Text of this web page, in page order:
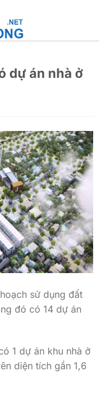
dự án nhà ở
sử dụng đất
đó có 14 dự án
1 dự án khu nhà ở
diện tích gần 1,6